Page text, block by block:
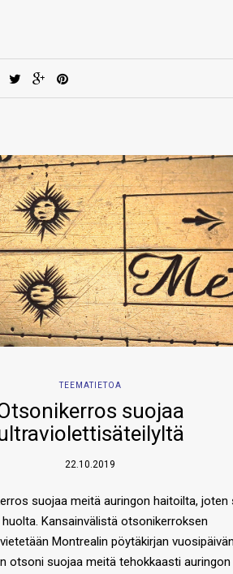
TEEMATIETOA
suojaa
22.10.2019
suojaa meitä auringon haitoilta, joten
Kansainvälistä otsonikerroksen
Montrealin pöytäkirjan
otsoni suojaa meitä tehokkaasti auringon